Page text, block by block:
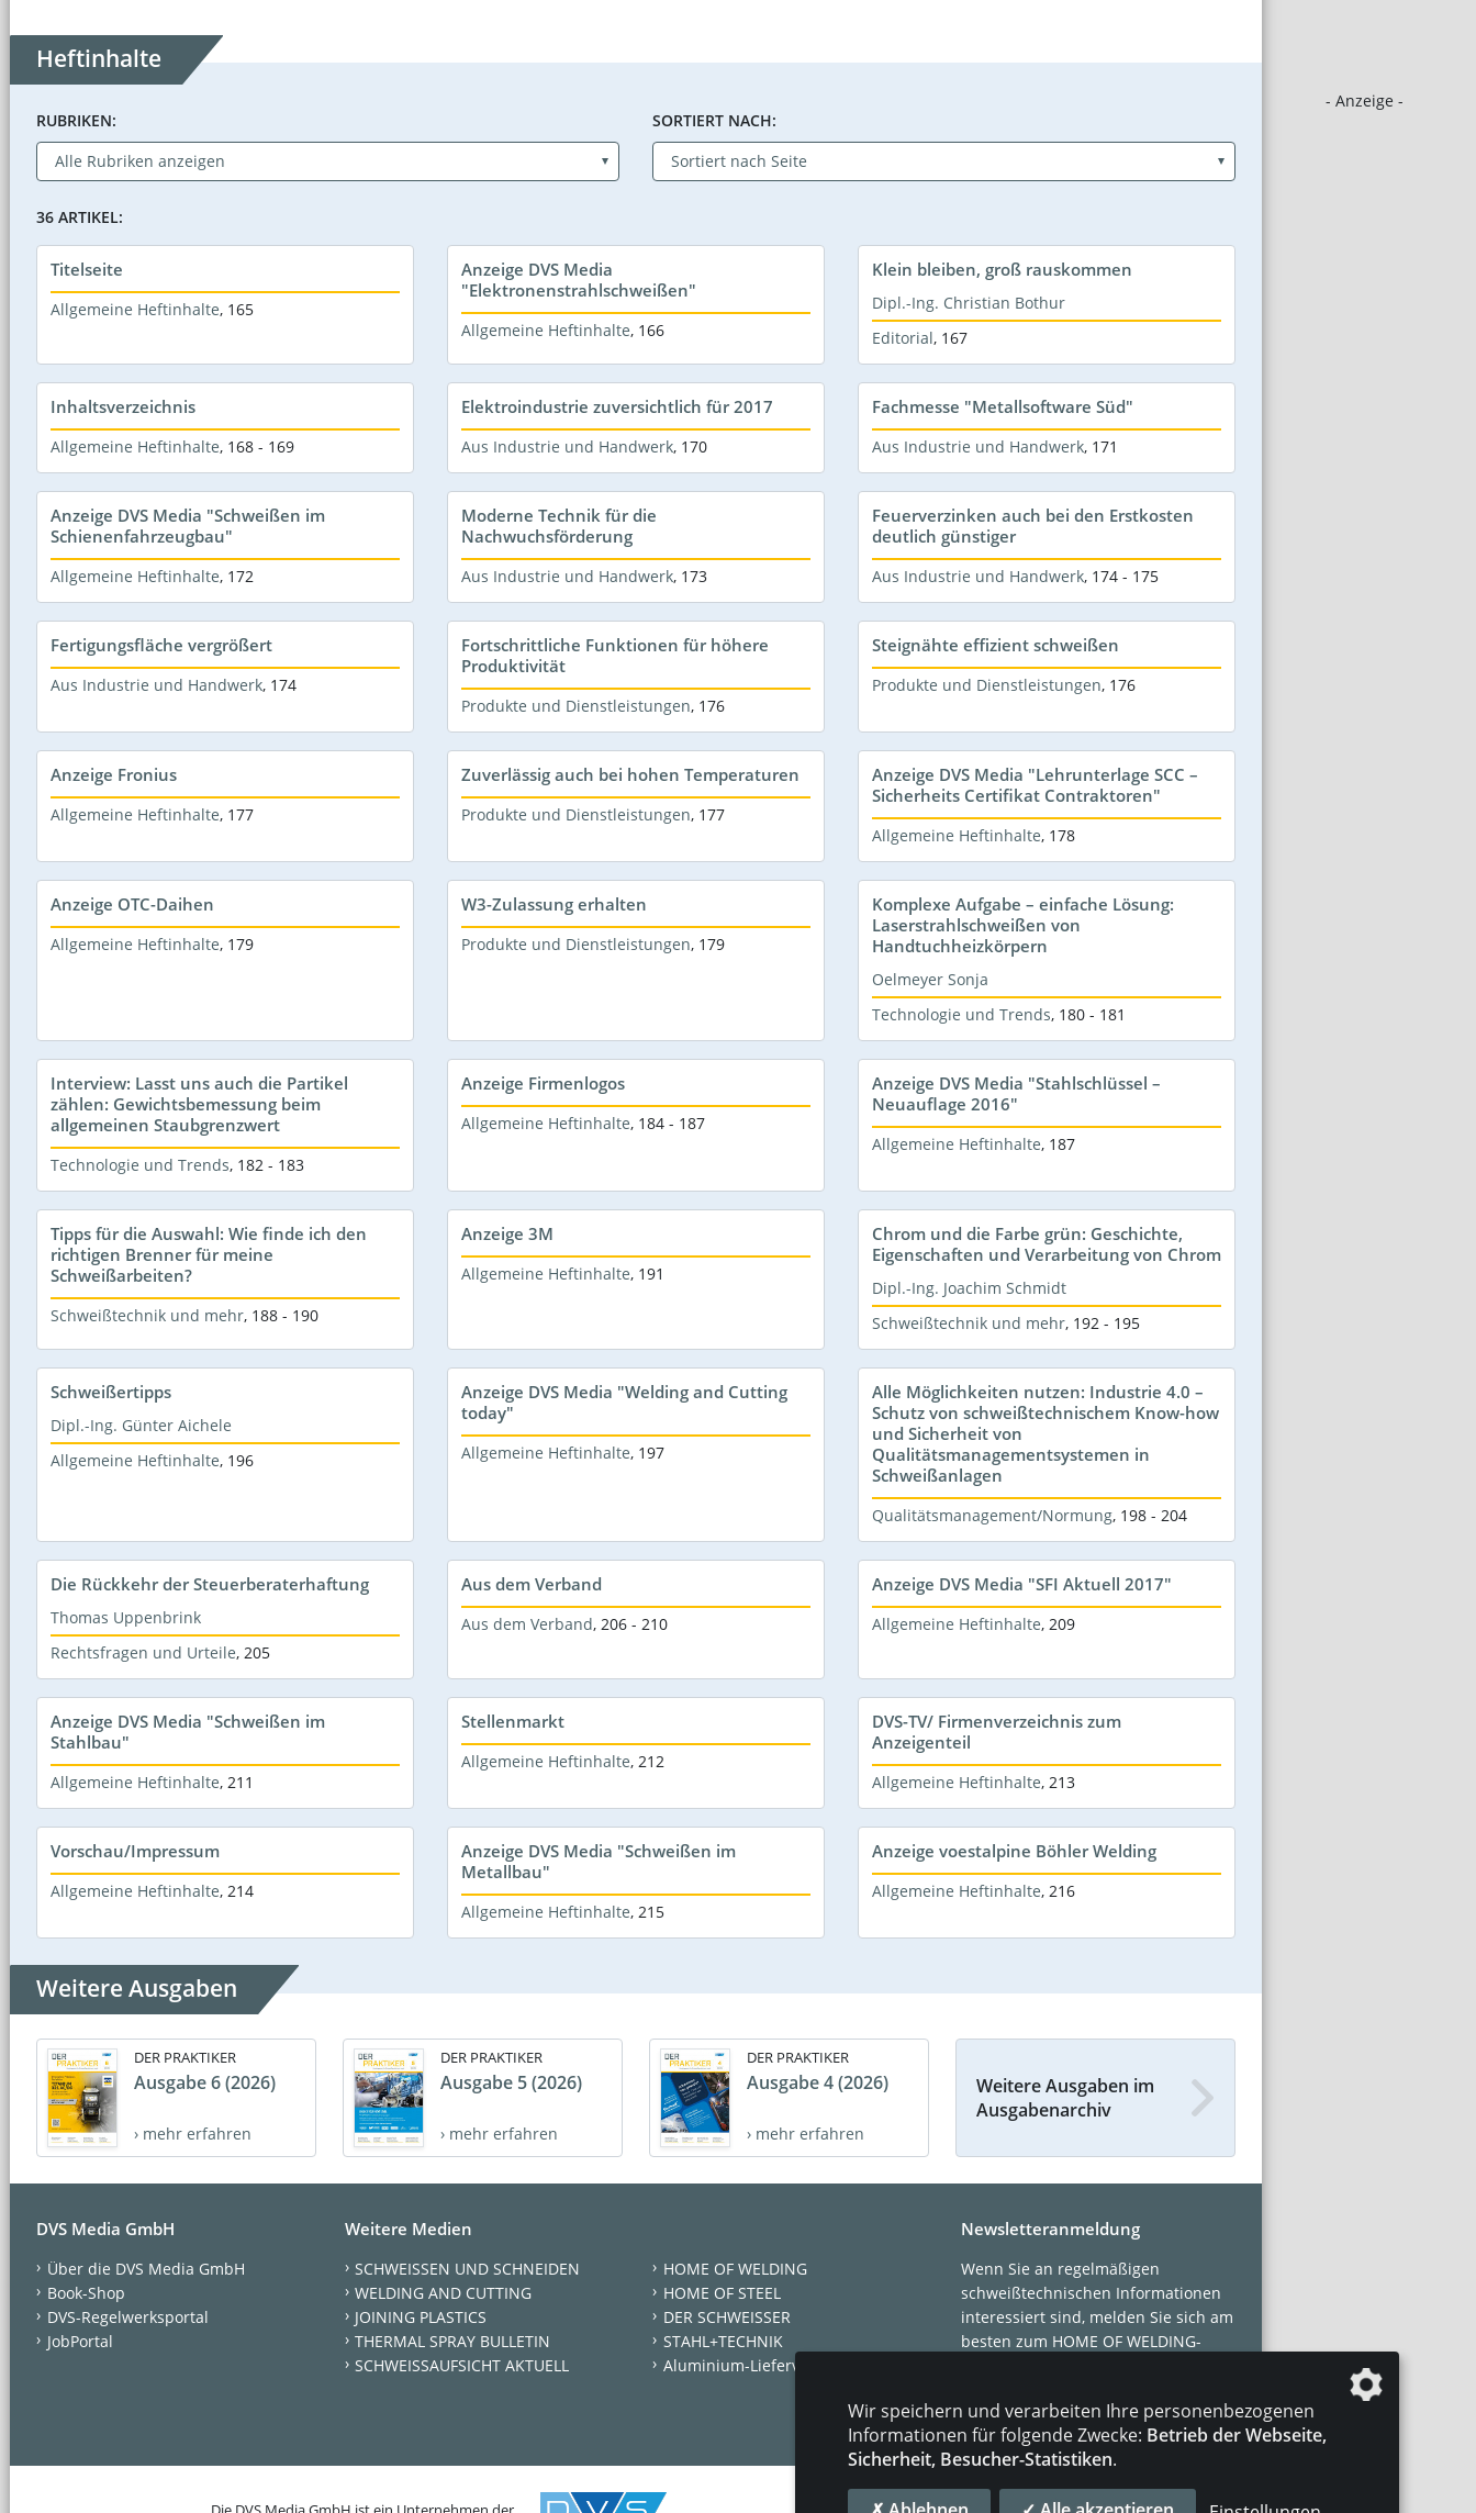
- Anzeige -
Heftinhalte
RUBRIKEN: SORTIERT NACH:
36 ARTIKEL:
Titelseite
Allgemeine Heftinhalte, 165
Anzeige DVS Media
"Elektronenstrahlschweißen"
Allgemeine Heftinhalte, 166
Klein bleiben, groß rauskommen
Dipl.-Ing. Christian Bothur
Editorial, 167
Inhaltsverzeichnis
Allgemeine Heftinhalte, 168 - 169
Elektroindustrie zuversichtlich für 2017
Aus Industrie und Handwerk, 170
Fachmesse "Metallsoftware Süd"
Aus Industrie und Handwerk, 171
Anzeige DVS Media "Schweißen im
Schienenfahrzeugbau"
Allgemeine Heftinhalte, 172
Moderne Technik für die
Nachwuchsförderung
Aus Industrie und Handwerk, 173
Feuerverzinken auch bei den Erstkosten
deutlich günstiger
Aus Industrie und Handwerk, 174 - 175
Fertigungsfläche vergrößert
Aus Industrie und Handwerk, 174
Fortschrittliche Funktionen für höhere
Produktivität
Produkte und Dienstleistungen, 176
Steignähte effizient schweißen
Produkte und Dienstleistungen, 176
Anzeige Fronius
Allgemeine Heftinhalte, 177
Zuverlässig auch bei hohen Temperaturen
Produkte und Dienstleistungen, 177
Anzeige DVS Media "Lehrunterlage SCC –
Sicherheits Certifikat Contraktoren"
Allgemeine Heftinhalte, 178
Anzeige OTC-Daihen
Allgemeine Heftinhalte, 179
W3-Zulassung erhalten
Produkte und Dienstleistungen, 179
Komplexe Aufgabe – einfache Lösung:
Laserstrahlschweißen von
Handtuchheizkörpern
Oelmeyer Sonja
Technologie und Trends, 180 - 181
Interview: Lasst uns auch die Partikel
zählen: Gewichtsbemessung beim
allgemeinen Staubgrenzwert
Technologie und Trends, 182 - 183
Anzeige Firmenlogos
Allgemeine Heftinhalte, 184 - 187
Anzeige DVS Media "Stahlschlüssel –
Neuauflage 2016"
Allgemeine Heftinhalte, 187
Tipps für die Auswahl: Wie finde ich den
richtigen Brenner für meine
Schweißarbeiten?
Schweißtechnik und mehr, 188 - 190
Anzeige 3M
Allgemeine Heftinhalte, 191
Chrom und die Farbe grün: Geschichte,
Eigenschaften und Verarbeitung von Chrom
Dipl.-Ing. Joachim Schmidt
Schweißtechnik und mehr, 192 - 195
Schweißertipps
Dipl.-Ing. Günter Aichele
Allgemeine Heftinhalte, 196
Anzeige DVS Media "Welding and Cutting
today"
Allgemeine Heftinhalte, 197
Alle Möglichkeiten nutzen: Industrie 4.0 –
Schutz von schweißtechnischem Know-how
und Sicherheit von
Qualitätsmanagementsystemen in
Schweißanlagen
Qualitätsmanagement/Normung, 198 - 204
Die Rückkehr der Steuerberaterhaftung
Thomas Uppenbrink
Rechtsfragen und Urteile, 205
Aus dem Verband
Aus dem Verband, 206 - 210
Anzeige DVS Media "SFI Aktuell 2017"
Allgemeine Heftinhalte, 209
Anzeige DVS Media "Schweißen im
Stahlbau"
Allgemeine Heftinhalte, 211
Stellenmarkt
Allgemeine Heftinhalte, 212
DVS-TV/ Firmenverzeichnis zum
Anzeigenteil
Allgemeine Heftinhalte, 213
Vorschau/Impressum
Allgemeine Heftinhalte, 214
Anzeige DVS Media "Schweißen im
Metallbau"
Allgemeine Heftinhalte, 215
Anzeige voestalpine Böhler Welding
Allgemeine Heftinhalte, 216
Weitere Ausgaben
DER PRAKTIKER
Ausgabe 6 (2026)
› mehr erfahren
DER PRAKTIKER
Ausgabe 5 (2026)
› mehr erfahren
DER PRAKTIKER
Ausgabe 4 (2026)
› mehr erfahren
Weitere Ausgaben im
Ausgabenarchiv
DVS Media GmbH
Über die DVS Media GmbH
Book-Shop
DVS-Regelwerksportal
JobPortal
Weitere Medien
SCHWEISSEN UND SCHNEIDEN
WELDING AND CUTTING
JOINING PLASTICS
THERMAL SPRAY BULLETIN
SCHWEISSAUFSICHT AKTUELL
HOME OF WELDING
HOME OF STEEL
DER SCHWEISSER
STAHL+TECHNIK
Aluminium-Lieferverzeichnis
Newsletteranmeldung
Wenn Sie an regelmäßigen
schweißtechnischen Informationen
interessiert sind, melden Sie sich am
besten zum HOME OF WELDING-
Jetzt abonnieren!
Wir speichern und verarbeiten Ihre personenbezogenen
Informationen für folgende Zwecke: Betrieb der Webseite,
Sicherheit, Besucher-Statistiken.